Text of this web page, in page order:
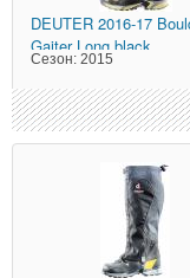
DEUTER 2016-17
Gaiter Long black
Сезон: 2015